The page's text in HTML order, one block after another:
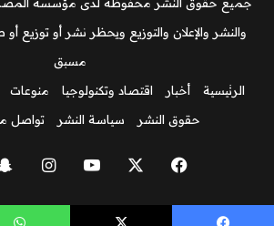
والنشر والإعلان والتوزيع ويحظر نشر أو توزيع
مسبق
الرئيسية
أخبار اقتصاد وتكنولوجيا منوعات
حقوق النشر
سياسة النشر تواصل
فيسبوك ‫YouTube